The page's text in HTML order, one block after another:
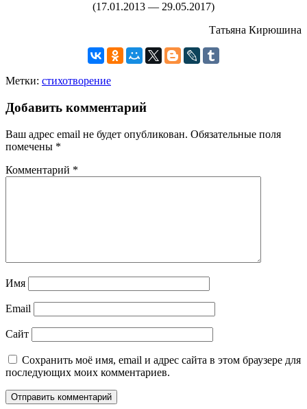
(17.01.2013 — 29.05.2017)
Татьяна Кирюшина
Метки: стихотворение
Добавить комментарий
Ваш адрес email не будет опубликован. Обязательные поля
помечены *
Комментарий *
Имя
Email
Сайт
Сохранить моё имя, email и адрес сайта в этом браузере для
последующих моих комментариев.